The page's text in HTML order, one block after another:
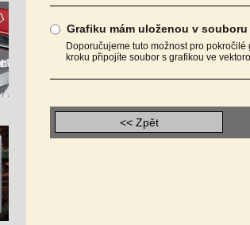
Grafiku mám uloženou v souboru
Doporučujeme tuto možnost pro
kroku připojíte soubor s grafikou ve
<< Zpět